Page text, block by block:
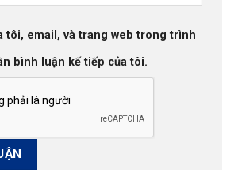
tôi, email, và trang web trong trình
bình luận kế tiếp của tôi.